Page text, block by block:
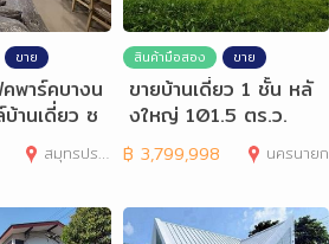
ขาย
คพาร์คบางน
านเดี่ยว ซ
สมุทรปราการ
สินค้ามือสอง ขาย
ขายบ้านเดี่ยว 1 ชั้น หลั
งใหญ่ 101.5 ตร.ว.
฿ 3,799,998 นครนายก